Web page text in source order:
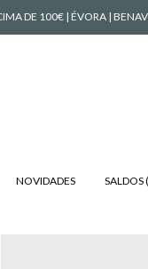
DE 100€ | ÉVORA |
NOVIDADES SALDOS